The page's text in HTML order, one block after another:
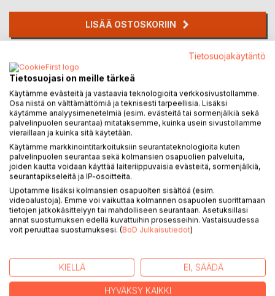
LISÄÄ OSTOSKORIIN
Lisää muistilistalle
Arvostele tuote
KUVAUS
Kuka olet / kun viimeinen lanka kudoksessa / on kulunut
loppuun
LEHDISTÖARVOSTELUT
Tietosuojakäytäntö
Tietosuojasi on meille tärkeä
Käytämme evästeitä ja vastaavia teknologioita verkkosivustollamme.
Osa niistä on välttämättömiä ja teknisesti tarpeellisia. Lisäksi
käytämme analyysimenetelmiä (esim. evästeitä tai sormenjälkiä sekä
palvelinpuolen seurantaa) mitataksemme, kuinka usein sivustollamme
vieraillaan ja kuinka sitä käytetään.
Käytämme markkinointitarkoituksiin seurantateknologioita kuten
palvelinpuolen seurantaa sekä kolmansien osapuolien palveluita,
joiden kautta voidaan käyttää laiteriippuvaisia evästeitä, sormenjälkiä,
seurantapikseleitä ja IP-osoitteita.
Upotamme lisäksi kolmansien osapuolten sisältöä (esim.
videoalustoja). Emme voi vaikuttaa kolmannen osapuolen suorittamaan
tietojen jatkokäsittelyyn tai mahdolliseen seurantaan. Asetuksillasi
annat suostumuksen edellä kuvattuihin prosesseihin. Vastaisuudessa
voit peruuttaa suostumuksesi. (BoD Julkaisutiedot)
KIELLÄ EI, SÄÄDÄ
HYVÄKSY KAIKKI